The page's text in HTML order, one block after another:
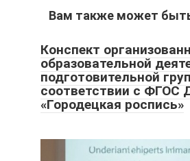
Вам также может
Конспект
образовательной
подготовительной
соответствии с ФГОС
«Городецкая роспись»